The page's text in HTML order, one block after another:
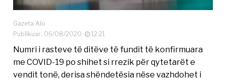
Gazeta Alo
Publikuar: 06/08/2020
12:21
Numri i rasteve të ditëve të fundit të konfirmuara
me COVID-19 po shihet si rrezik për qytetarët e
vendit tonë, derisa shëndetësia nëse vazhdohet i